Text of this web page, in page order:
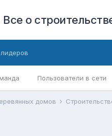
о
Пользователи в сети
домов